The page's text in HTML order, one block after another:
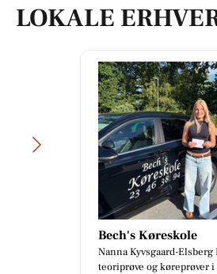
LOKALE
Bech's Køreskole
Nanna Kyvsgaard-Elsberg
teoriprøve og køreprøver i